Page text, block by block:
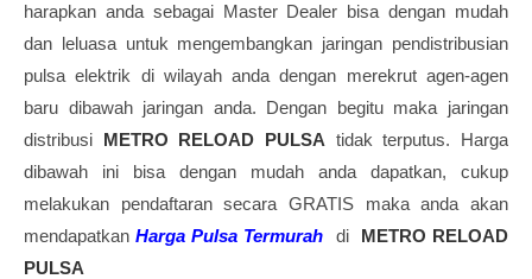
harapkan anda sebagai Master Dealer bisa dengan mudah
dan leluasa untuk mengembangkan jaringan pendistribusian
pulsa elektrik di wilayah anda dengan merekrut agen-agen
baru dibawah jaringan anda. Dengan begitu maka jaringan
distribusi METRO RELOAD PULSA tidak terputus. Harga
dibawah ini bisa dengan mudah anda dapatkan, cukup
melakukan pendaftaran secara GRATIS maka anda akan
mendapatkanHarga Pulsa Termurah di METRO RELOAD
PULSA